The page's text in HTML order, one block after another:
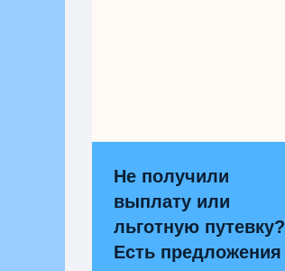
Не получили
выплату или
льготную путевку?
Есть предложения